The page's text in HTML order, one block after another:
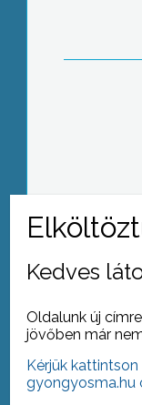
Kedves
Oldalunk új
jövőben már
Kérjük
gyongyosma.hu